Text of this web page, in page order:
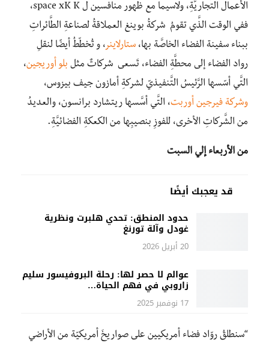
الأعمال التِّجاريَّةِ، ولاسيما مع ظهور منافسين ل space xK K،
ففي الوقت الذَّي تقومُ شركةُ بوينغ العملاقةُ لصناعةِ الطَّائراتِ
ببناء سفينة الفضاء الخاصَّة بها، ستارلاينر، و تُخطّطُ أيضًا لنقلِ
رواد الفضاء إلى محطَّةِ الفضاء، تَسعى شركاتٌ مثل بلو أوريجين،
التَّي أسّسها الرَّئيسُ التَّنفيذيّ لشركةِ أمازون جيف بيزوس،
وشركة فيرجين أوربت، التَّي أسَّسها ريتشارد برانسون، والعديدُ
من الشَّركاتِ الأخرى، للفوزِ بنصيبِها من الكعكةِ الفضائيَّةِ.
من الأربعاء إلي السبت
قد يعجبك أيضًا
حدود المنطق: تحدي هلبرت ونظرية
غودل وآلة تورنغ
20 أبريل 2026
عوالم لا حصر لها: رحلة البروفيسور سليم
زاروبي في فهم الحياة…
17 نوفمبر 2025
“سنطلقُ روّاد فضاء أمريكيين على صواريخَ أمريكيّة من الأراضي